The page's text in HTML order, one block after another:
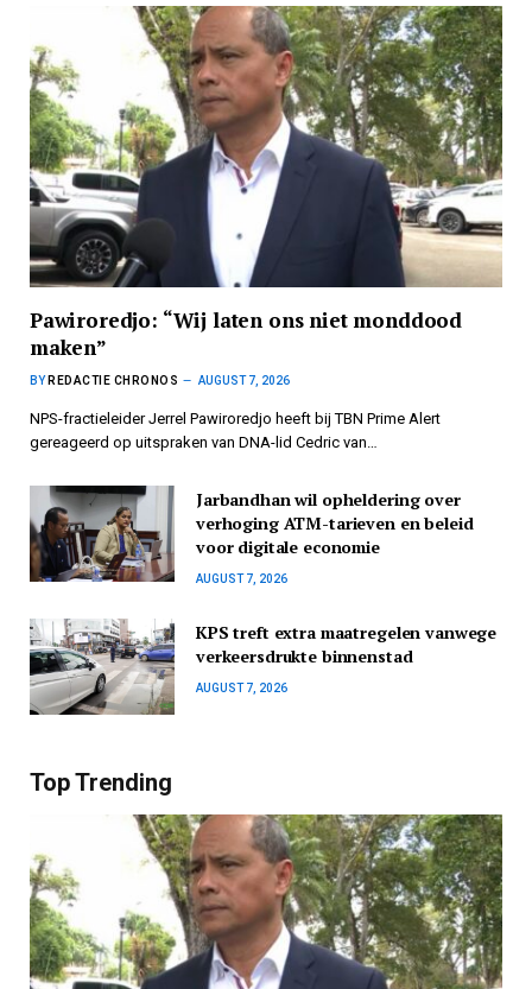
Pawiroredjo: “Wij laten ons niet monddood
maken”
BY REDACTIE CHRONOS AUGUST 7, 2026
NPS-fractieleider Jerrel Pawiroredjo heeft bij TBN Prime Alert
gereageerd op uitspraken van DNA-lid Cedric van…
Jarbandhan wil opheldering over
verhoging ATM-tarieven en beleid
voor digitale economie
AUGUST 7, 2026
KPS treft extra maatregelen vanwege
verkeersdrukte binnenstad
AUGUST 7, 2026
Top Trending